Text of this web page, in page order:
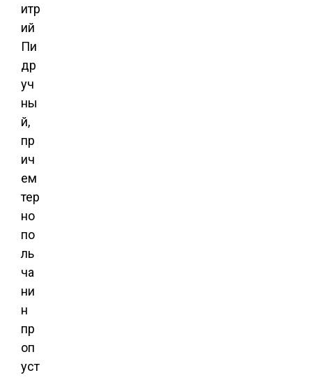
итр
ий
Пи
др
уч
ны
й,
пр
ич
ем
тер
но
по
ль
ча
ни
н
пр
оп
уст